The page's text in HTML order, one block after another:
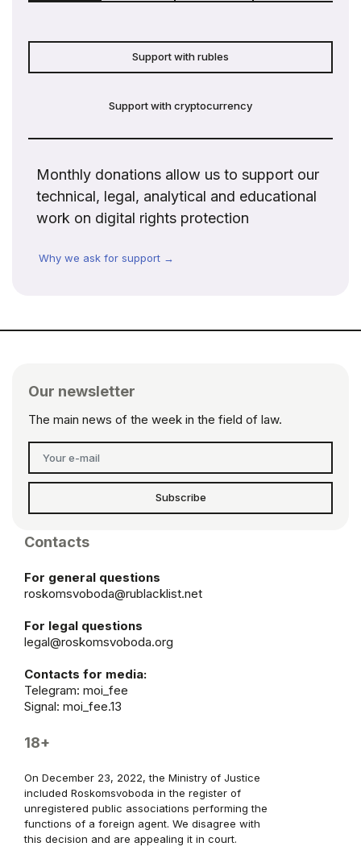
Support with rubles
Support with cryptocurrency
Monthly donations allow us to support our
technical, legal, analytical and educational
work on digital rights protection
Why we ask for support →
Our newsletter
The main news of the week in the field of law.
Subscribe
Contacts
For general questions
roskomsvoboda@rublacklist.net
For legal questions
legal@roskomsvoboda.org
Contacts for media:
Telegram: moi_fee
Signal: moi_fee.13
18+
On December 23, 2022, the Ministry of Justice
included Roskomsvoboda in the register of
unregistered public associations performing the
functions of a foreign agent. We disagree with
this decision and are appealing it in court.